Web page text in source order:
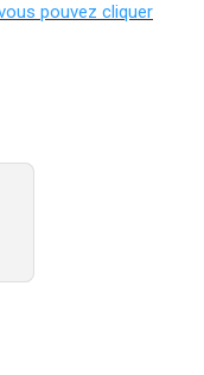
pouvez cliquer